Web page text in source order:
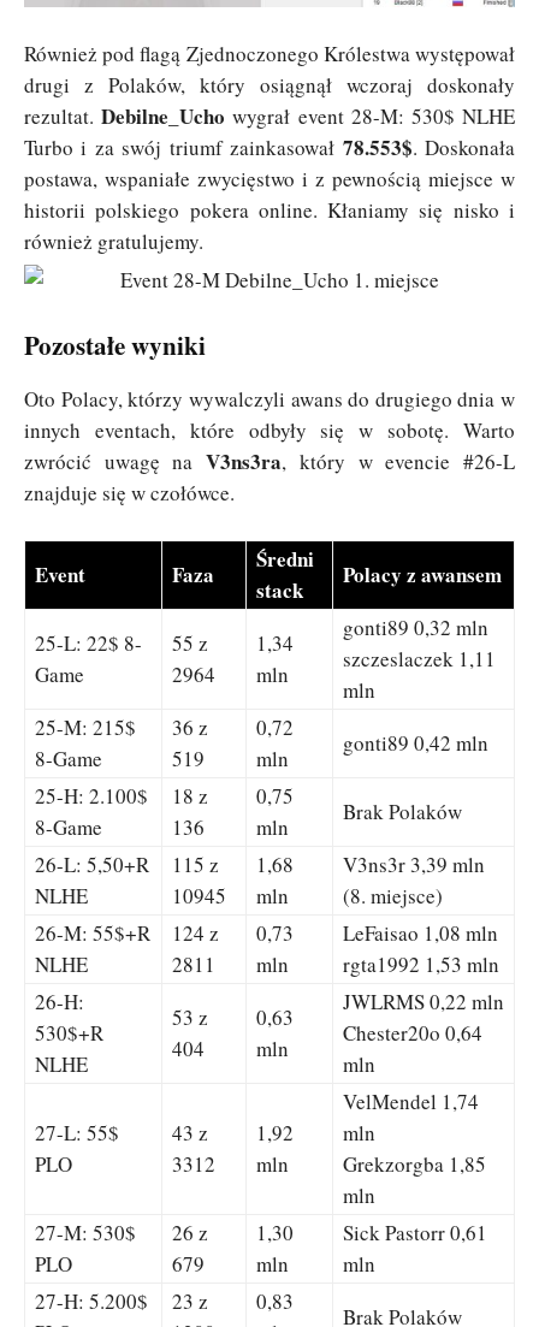
Również pod flagą Zjednoczonego Królestwa występował
drugi z Polaków, który osiągnął wczoraj doskonały
rezultat.Debilne_Ucho wygrał event 28-M: 530$ NLHE
Turbo i za swój triumf zainkasował 78.553$. Doskonała
postawa, wspaniałe zwycięstwo i z pewnością miejsce w
historii polskiego pokera online. Kłaniamy się nisko i
również gratulujemy.
Pozostałe wyniki
Oto Polacy, którzy wywalczyli awans do drugiego dnia w
innych eventach, które odbyły się w sobotę. Warto
zwrócić uwagę naV3ns3ra, który w evencie #26-L
znajduje się w czołówce.
Event Faza
Średni
stack
Polacy z awansem
25-L: 22$ 8-
Game
55 z
2964
1,34
mln
gonti89 0,32 mln
szczeslaczek 1,11
mln
25-M: 215$
8-Game
36 z
519
0,72
mln
gonti89 0,42 mln
25-H: 2.100$
8-Game
18 z
136
0,75
mln
Brak Polaków
26-L: 5,50+R
NLHE
115 z
10945
1,68
mln
V3ns3r 3,39 mln
(8. miejsce)
26-M: 55$+R
NLHE
124 z
2811
0,73
mln
LeFaisao 1,08 mln
rgta1992 1,53 mln
26-H:
530$+R
NLHE
53 z
404
0,63
mln
JWLRMS 0,22 mln
Chester20o 0,64
mln
27-L: 55$
PLO
43 z
3312
1,92
mln
VelMendel 1,74
mln
Grekzorgba 1,85
mln
27-M: 530$
PLO
26 z
679
1,30
mln
Sick Pastorr 0,61
mln
27-H: 5.200$
23 z
0,83
Brak Polaków